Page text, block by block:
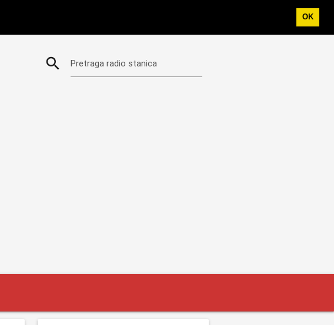
OK
search Pretraga radio stanica